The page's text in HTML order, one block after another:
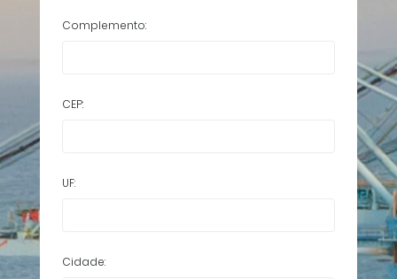
Complemento:
CEP:
UF:
Cidade: